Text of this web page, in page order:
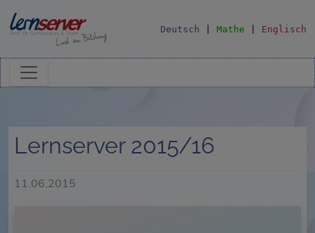
Deutsch Mathe Englisch
Lernserver 2015/16
11.06.2015